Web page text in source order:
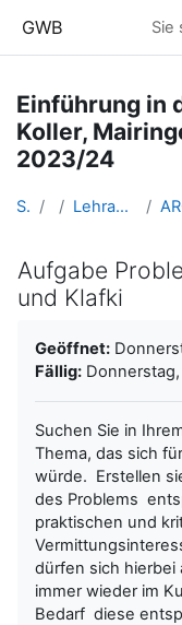
GWB Sie
Einführung in
Koller,
2023/24
Startseite Kurse Lehramtsausbildung GW im Cluster Österreich Mitte
Aufgabe
und Klafki
Geöffnet:
Fällig:
Suchen Sie in
Thema, das sich
würde. Erstellen
des Problems
praktischen und
dürfen sich hierbei
immer wieder im
Bedarf diese